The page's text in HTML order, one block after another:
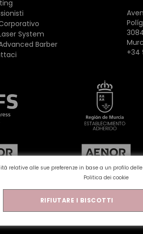
relative alle sue preferenze in base a un profilo
Politica dei cookie
RIFIUTARE I BISCOTTI
System
Barber
+34